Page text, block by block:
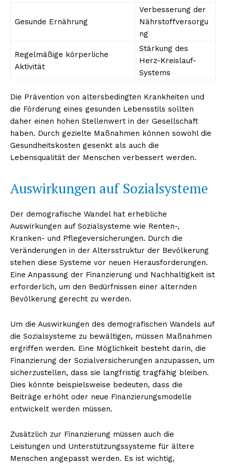
Erhalte unseren
kostenlosen Newsletter
Gesunde Ernährung
Verbesserung der
Nährstoffversorgu
ng
Regelmäßige körperliche
Aktivität
Stärkung des
Herz-Kreislauf-
Systems
Die Prävention von altersbedingten Krankheiten und
die Förderung eines gesunden Lebensstils sollten
daher einen hohen Stellenwert in der Gesellschaft
haben. Durch gezielte Maßnahmen können sowohl die
Gesundheitskosten gesenkt als auch die
Lebensqualität der Menschen verbessert werden.
Auswirkungen auf Sozialsysteme
Der demografische Wandel hat erhebliche
Auswirkungen auf Sozialsysteme wie Renten-,
Kranken- und Pflegeversicherungen. Durch die
Veränderungen in der Altersstruktur der Bevölkerung
stehen diese Systeme vor neuen Herausforderungen.
Eine Anpassung der Finanzierung und Nachhaltigkeit ist
erforderlich, um den Bedürfnissen einer alternden
Bevölkerung gerecht zu werden.
Um die Auswirkungen des demografischen Wandels auf
die Sozialsysteme zu bewältigen, müssen Maßnahmen
ergriffen werden. Eine Möglichkeit besteht darin, die
Finanzierung der Sozialversicherungen anzupassen, um
sicherzustellen, dass sie langfristig tragfähig bleiben.
Dies könnte beispielsweise bedeuten, dass die
Beiträge erhöht oder neue Finanzierungsmodelle
entwickelt werden müssen.
Zusätzlich zur Finanzierung müssen auch die
Leistungen und Unterstützungssysteme für ältere
Menschen angepasst werden. Es ist wichtig,